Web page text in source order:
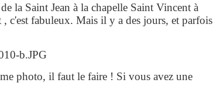
la Saint Jean à la chapelle Saint Vincent à
, c'est fabuleux. Mais il y a des jours, et parfois
photo, il faut le faire ! Si vous avez une